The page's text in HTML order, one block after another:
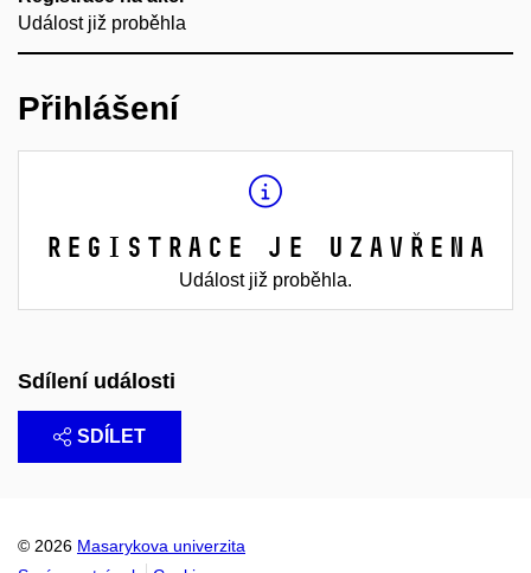
Událost již proběhla
Přihlášení
Registrace je uzavřena
Událost již proběhla.
Sdílení události
SDÍLET
© 2026 Masarykova univerzita